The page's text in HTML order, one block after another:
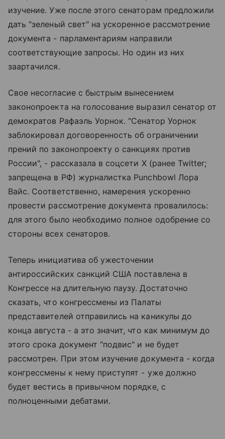
изучение. Уже после этого сенаторам предложили
дать "зеленый свет" на ускоренное рассмотрение
документа - парламентариям направили
соответствующие запросы. Но один из них
заартачился.
Свое несогласие с быстрым вынесением
законопроекта на голосование выразил сенатор от
демократов Рафаэль Уорнок. "Сенатор Уорнок
заблокировал договоренность об ограничении
прений по законопроекту о санкциях против
России", - рассказала в соцсети X (ранее Twitter;
запрещена в РФ) журналистка Punchbowl Лора
Вайс. Соответственно, намерения ускоренно
провести рассмотрение документа провалилось:
для этого было необходимо полное одобрение со
стороны всех сенаторов.
Теперь инициатива об ужесточении
антироссийских санкций США поставлена в
Конгрессе на длительную паузу. Достаточно
сказать, что конгрессмены из Палаты
представителей отправились на каникулы до
конца августа - а это значит, что как минимум до
этого срока документ "подвис" и не будет
рассмотрен. При этом изучение документа - когда
конгрессмены к нему приступят - уже должно
будет вестись в привычном порядке, с
полноценными дебатами.